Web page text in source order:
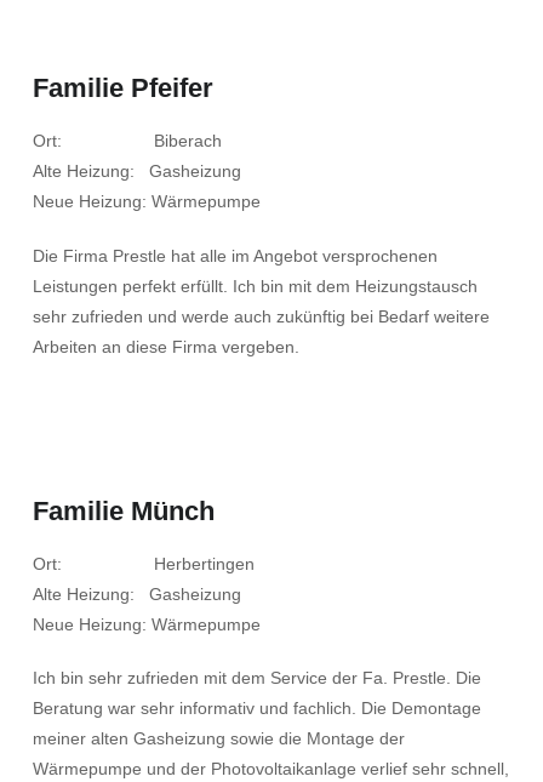
Familie Pfeifer
Ort: Biberach
Alte Heizung: Gasheizung
Neue Heizung: Wärmepumpe
Die Firma Prestle hat alle im Angebot versprochenen
Leistungen perfekt erfüllt. Ich bin mit dem Heizungstausch
sehr zufrieden und werde auch zukünftig bei Bedarf weitere
Arbeiten an diese Firma vergeben.
Familie Münch
Ort: Herbertingen
Alte Heizung: Gasheizung
Neue Heizung: Wärmepumpe
Ich bin sehr zufrieden mit dem Service der Fa. Prestle. Die
Beratung war sehr informativ und fachlich. Die Demontage
meiner alten Gasheizung sowie die Montage der
Wärmepumpe und der Photovoltaikanlage verlief sehr schnell,